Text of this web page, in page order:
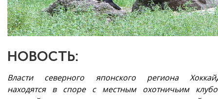
НОВОСТЬ:
Власти северного японского региона
находятся в споре с местным охотничьим